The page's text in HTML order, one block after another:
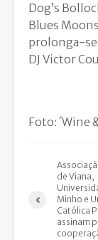
Dog’s
Blues
prolonga-se
DJ Victor
Foto: ´Wine
de Viana,
Minho e
Católica
assinam